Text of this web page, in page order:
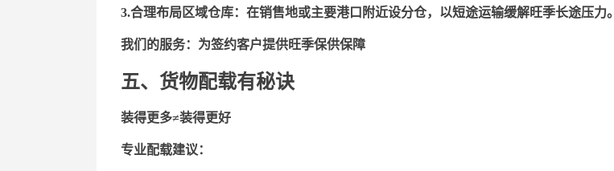
3.合理布局区域仓库： 在销售地或主要港口附近设分仓，以短途运输缓解旺季长途压力。
我们的服务： 为签约客户提供旺季保供保障
五、货物配载有秘诀
装得更多≠装得更好
专业配载建议：